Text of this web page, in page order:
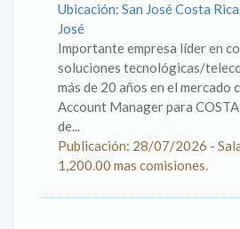
Ubicación: San José Costa
José
Importante empresa líder en
soluciones tecnológicas/
más de 20 años en el
Account Manager para
de...
Publicación: 28/07/2026 -
1,200.00 mas comisiones.